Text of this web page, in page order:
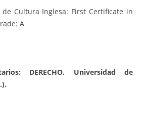
Cultura Inglesa: First Certificate in
A
DERECHO. Universidad de